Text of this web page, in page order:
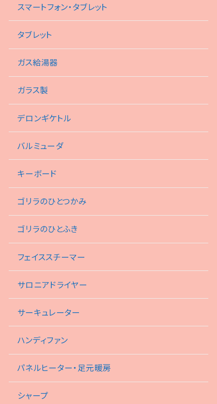
スマートフォン・タブレット
タブレット
ガス給湯器
ガラス製
デロンギケトル
バルミューダ
キーボード
ゴリラのひとつかみ
ゴリラのひとふき
フェイススチーマー
サロニアドライヤー
サーキュレーター
ハンディファン
パネルヒーター・足元暖房
シャープ